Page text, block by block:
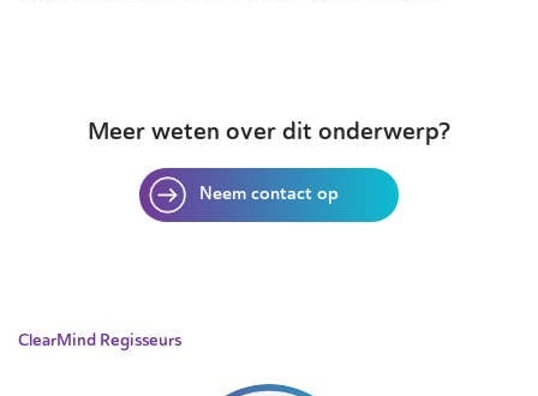
Meer weten over dit onderwerp?
Neem contact op
ClearMind Regisseurs